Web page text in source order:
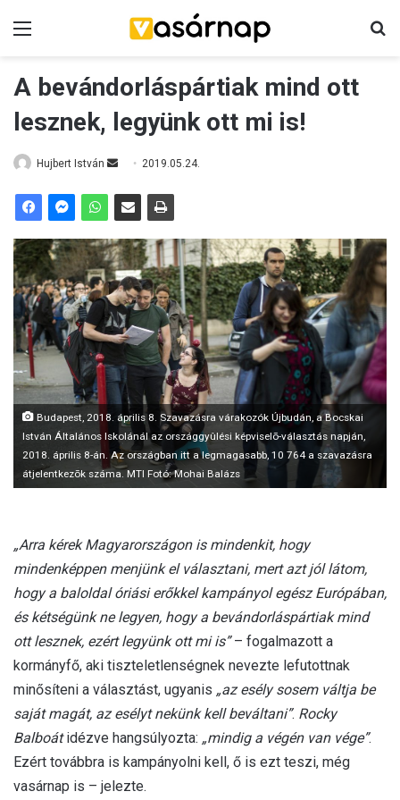
A bevándorláspártiak mind ott
lesznek, legyünk ott mi is!
Hujbert István
n
a
n
e
m
a
l
2019.05.24.
Budapest, 2018. április 8. Szavazásra várakozók Újbudán, a Bocskai
István Általános Iskolánál az országgyûlési képviselõ-választás napján,
2018. április 8-án. Az országban itt a legmagasabb, 10 764 a szavazásra
átjelentkezõk száma. MTI Fotó: Mohai Balázs
„Arra kérek Magyarországon is mindenkit, hogy
mindenképpen menjünk el választani, mert azt jól látom,
hogy a baloldal óriási erőkkel kampányol egész Európában,
és kétségünk ne legyen, hogy a bevándorláspártiak mind
ott lesznek, ezért legyünk ott mi is”– fogalmazott a
kormányfő, aki tiszteletlenségnek nevezte lefutottnak
minősíteni a választást, ugyanis „az esély sosem váltja be
saját magát, az esélyt nekünk kell beváltani”. Rocky
Balboátidézve hangsúlyozta: „mindig a végén van vége”.
Ezért továbbra is kampányolni kell, ő is ezt teszi, még
vasárnap is – jelezte.